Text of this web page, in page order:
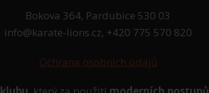
Bokova 364, Pardubice 530 03
info@karate-lions.cz, +420 775 570 820
Ochrana osobních údajů